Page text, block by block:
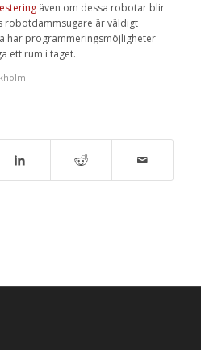
även om dessa robotar blir
robotdammsugare är väldigt
har programmeringsmöjligheter
ett rum i taget.